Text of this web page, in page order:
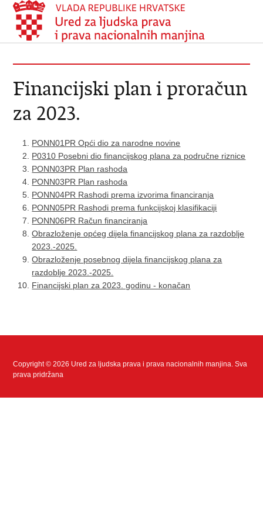
Financijski plan i proračun
za 2023.
PONN01PR Opći dio za narodne novine
P0310 Posebni dio financijskog plana za područne riznice
PONN03PR Plan rashoda
PONN03PR Plan rashoda
PONN04PR Rashodi prema izvorima financiranja
PONN05PR Rashodi prema funkcijskoj klasifikaciji
PONN06PR Račun financiranja
Obrazloženje općeg dijela financijskog plana za razdoblje
2023.-2025.
Obrazloženje posebnog dijela financijskog plana za
razdoblje 2023.-2025.
Financijski plan za 2023. godinu - konačan
Copyright © 2026 Ured za ljudska prava i prava nacionalnih manjina. Sva
prava pridržana